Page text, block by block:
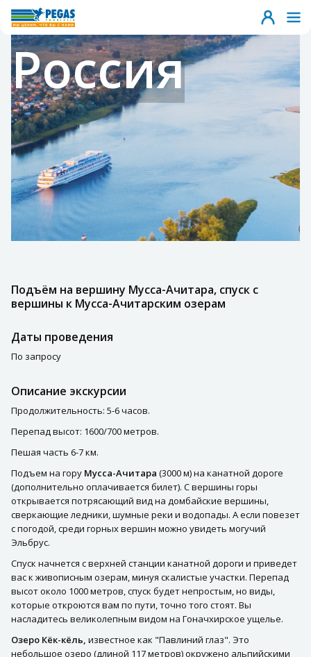
Россия
Подъём на вершину Мусса-Ачитара, спуск с
вершины к Мусса-Ачитарским озерам
Даты проведения
По запросу
Описание экскурсии
Продолжительность: 5-6 часов.
Перепад высот: 1600/700 метров.
Пешая часть 6-7 км.
Подъем на гору Мусса-Ачитара (3000 м) на канатной дороге
(дополнительно оплачивается билет). С вершины горы
открывается потрясающий вид на домбайские вершины,
сверкающие ледники, шумные реки и водопады. А если повезет
с погодой, среди горных вершин можно увидеть могучий
Эльбрус.
Спуск начнется с верхней станции канатной дороги и приведет
вас к живописным озерам, минуя скалистые участки. Перепад
высот около 1000 метров, спуск будет непростым, но виды,
которые откроются вам по пути, точно того стоят. Вы
насладитесь великолепным видом на Гоначхирское ущелье.
Озеро Кёк-кёль, известное как "Павлиний глаз". Это
небольшое озеро (длиной 117 метров) окружено альпийскими